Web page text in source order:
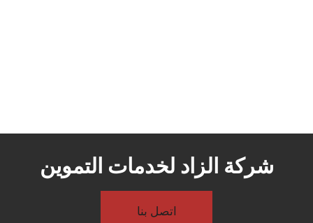
شركة الزاد لخدمات التموين
اتصل بنا